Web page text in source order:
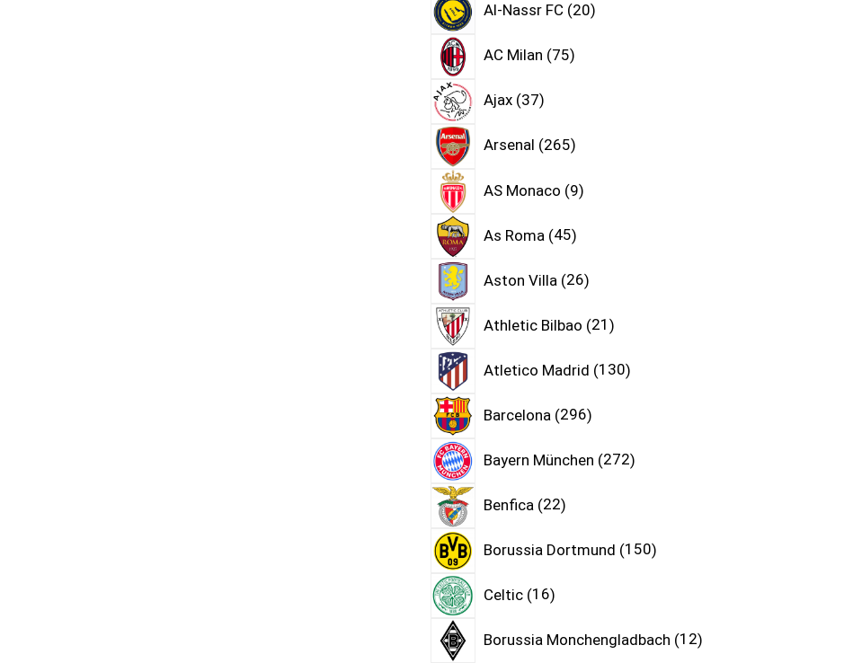
Al-Nassr FC 20
AC Milan 75
Ajax 37
Arsenal 265
AS Monaco 9
As Roma 45
Aston Villa 26
Athletic Bilbao 21
Atletico Madrid 130
Barcelona 296
Bayern München 272
Benfica 22
Borussia Dortmund 150
Celtic 16
Borussia Monchengladbach 12